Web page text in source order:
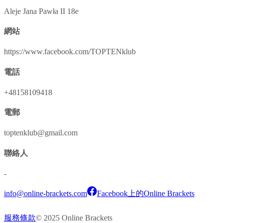
Aleje Jana Pawła II 18e
網站
https://www.facebook.com/TOPTENklub
電話
+48158109418
電郵
toptenklub@gmail.com
聯絡人
-
info@online-brackets.com Facebook上的Online Brackets
服務條款© 2025 Online Brackets